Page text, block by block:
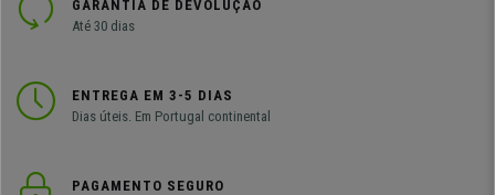
GARANTIA DE DEVOLUÇÃO
Até 30 dias
ENTREGA EM 3-5 DIAS
Dias úteis. Em Portugal continental
PAGAMENTO SEGURO